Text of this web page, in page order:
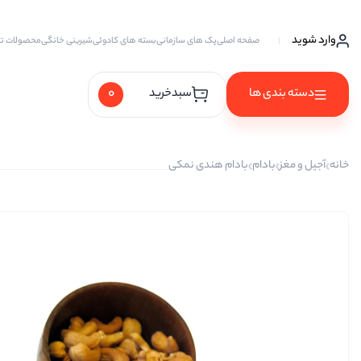
وارد شوید صفحه اصلیپک های سازمانیبسته های کادوئیشیرینی خانگیمحصولات
دسته بندی ها
آجیل مخلوط
سبدخرید 0
خانه آجیل و مغز بادام بادام هندی نمکی